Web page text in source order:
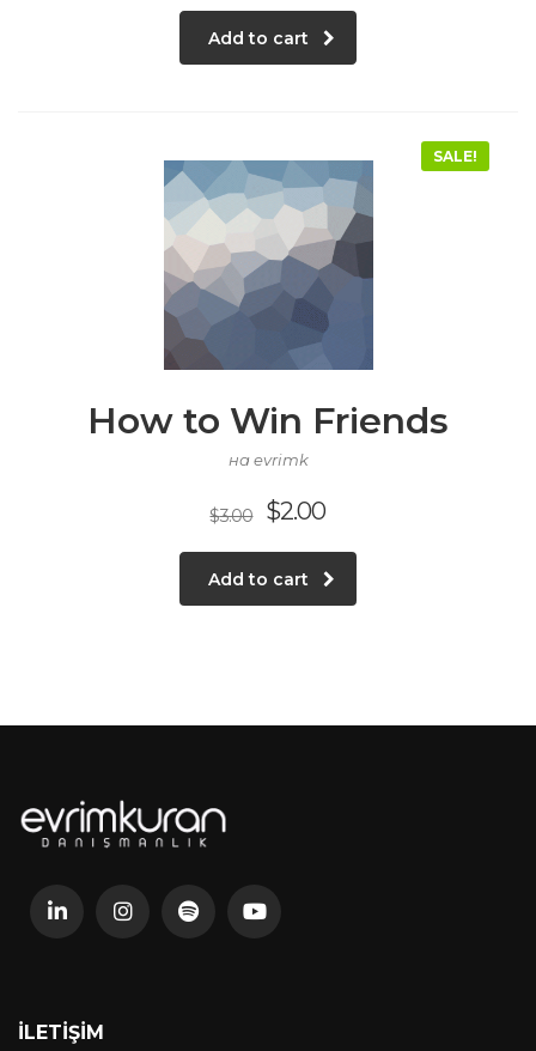
Add to cart
SALE!
How to Win Friends
на evrimk
$3.00 $2.00
Add to cart
İLETIŞIM